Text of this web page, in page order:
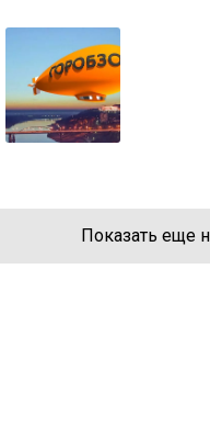
Показать еще